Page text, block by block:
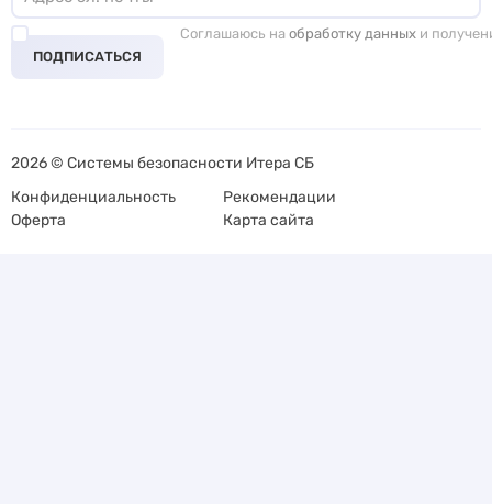
ПОДПИСАТЬСЯ
Соглашаюсь на обработку данных и
2026 © Системы безопасности Итера СБ
Конфиденциальность
Рекомендации
Оферта
Карта сайта